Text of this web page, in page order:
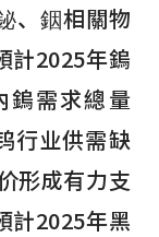
、銦相關物
計2025年鎢
鎢需求總量
行业供需缺
形成有力支
計2025年黑